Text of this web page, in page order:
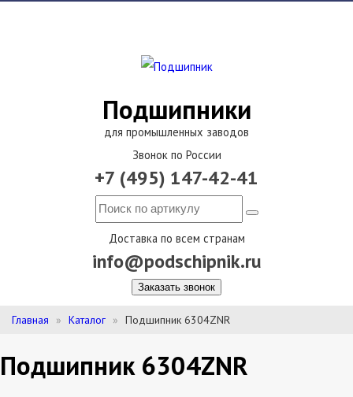
Подшипники
для промышленных заводов
Звонок по России
+7 (495) 147-42-41
Доставка по всем странам
info@podschipnik.ru
Заказать звонок
Главная Каталог Подшипник 6304ZNR
Подшипник 6304ZNR